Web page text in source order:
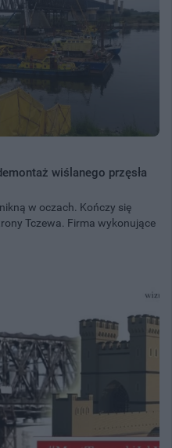
wiślanego przęsła
w oczach. Kończy się
Tczewa. Firma wykonujące